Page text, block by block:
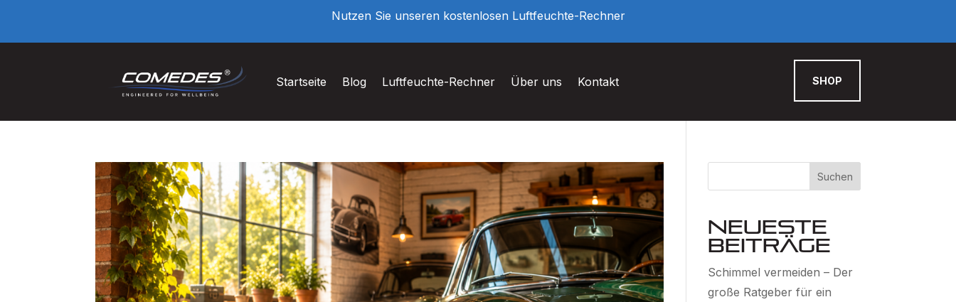
Nutzen Sie unseren kostenlosen Luftfeuchte-Rechner
Startseite Blog Luftfeuchte-Rechner Über uns Kontakt SHOP
Suchen
Neueste
Beiträge
Schimmel vermeiden – Der
große Ratgeber für ein